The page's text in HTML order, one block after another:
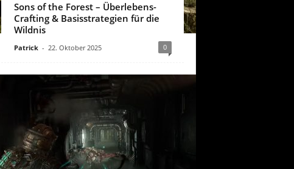
Sons of the Forest – Überlebens-
Crafting & Basisstrategien für die
Wildnis
Patrick - 22. Oktober 2025 0